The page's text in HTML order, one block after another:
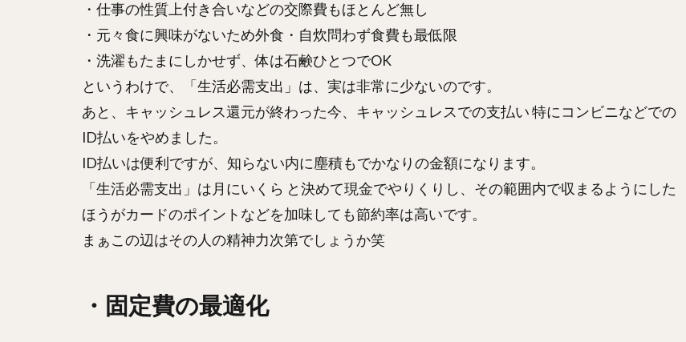
・仕事の性質上付き合いなどの交際費もほとんど無し
・元々食に興味がないため外食・自炊問わず食費も最低限
・洗濯もたまにしかせず、体は石鹸ひとつでOK
というわけで、「生活必需支出」は、実は非常に少ないのです。
あと、キャッシュレス還元が終わった今、キャッシュレスでの支払い 特にコンビニなどでの
ID払いをやめました。
ID払いは便利ですが、知らない内に塵積もでかなりの金額になります。
「生活必需支出」は月にいくら と決めて現金でやりくりし、その範囲内で収まるようにした
ほうがカードのポイントなどを加味しても節約率は高いです。
まぁこの辺はその人の精神力次第でしょうか笑
・固定費の最適化